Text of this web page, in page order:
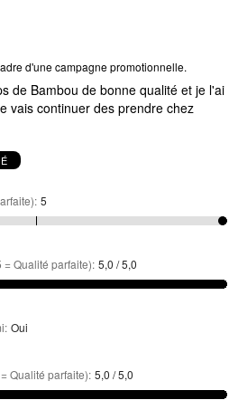
d'une campagne promotionnelle.
de Bambou de bonne qualité et je l'ai
vais continuer des prendre chez
: 5
Qualité parfaite): 5,0 / 5,0
: Oui
Qualité parfaite): 5,0 / 5,0